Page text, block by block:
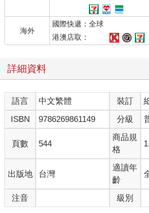
海外
國際快遞：全球
港澳店取：
詳細資料
語言 中文繁體 裝訂
ISBN
9786269861149 分級
頁數 544
商品規
格
出版地 台灣
適讀年
齡
注音 級別